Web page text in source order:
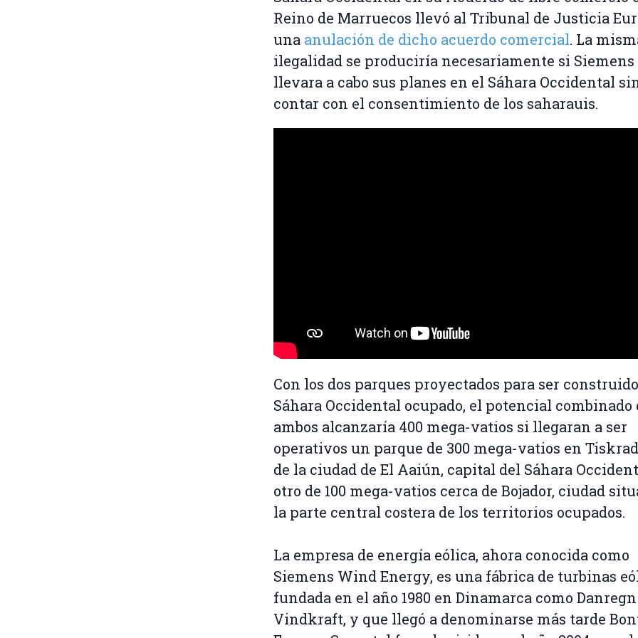
Reino de Marruecos llevó al Tribunal de Justicia
una anulación de dicho acuerdo comercial. La
ilegalidad se produciría necesariamente si Siemens
llevara a cabo sus planes en el Sáhara Occidental
contar con el consentimiento de los saharauis.
Con los dos parques proyectados para ser
Sáhara Occidental ocupado, el potencial combinado
ambos alcanzaría 400 mega-vatios si llegaran a ser
operativos un parque de 300 mega-vatios en
de la ciudad de El Aaiún, capital del Sáhara
otro de 100 mega-vatios cerca de Bojador, ciudad
la parte central costera de los territorios ocupados.
La empresa de energía eólica, ahora conocida como
Siemens Wind Energy, es una fábrica de turbinas
fundada en el año 1980 en Dinamarca como Danregn
Vindkraft, y que llegó a denominarse más tarde